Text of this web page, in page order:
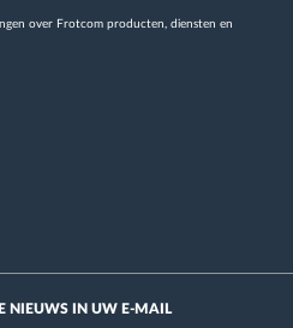
over Frotcom producten, diensten en
NIEUWS IN UW E-MAIL